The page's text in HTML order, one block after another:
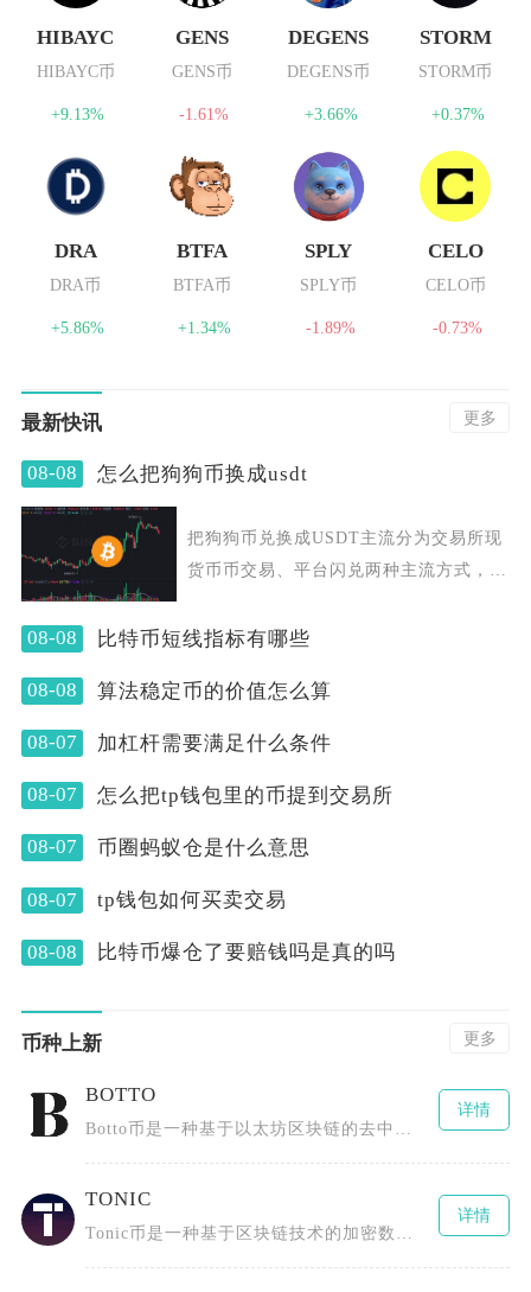
HIBAYC
HIBAYC币
+9.13%
GENS
GENS币
-1.61%
DEGENS
DEGENS币
+3.66%
STORM
STORM币
+0.37%
DRA
DRA币
+5.86%
BTFA
BTFA币
+1.34%
SPLY
SPLY币
-1.89%
CELO
CELO币
-0.73%
最新快讯 更多
08-08 怎么把狗狗币换成usdt
把狗狗币兑换成USDT主流分为交易所现
货币币交易、平台闪兑两种主流方式，去
08-08 比特币短线指标有哪些
08-08 算法稳定币的价值怎么算
08-07 加杠杆需要满足什么条件
08-07 怎么把tp钱包里的币提到交易所
08-07 币圈蚂蚁仓是什么意思
08-07 tp钱包如何买卖交易
08-08 比特币爆仓了要赔钱吗是真的吗
币种上新 更多
BOTTO
详情
TONIC
Tonic币是一种基于区块链技术的加密数字货币，采用了先进的分布式账本技术，具有去中心化、
详情